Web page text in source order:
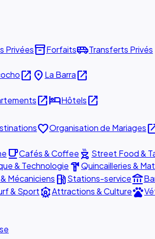
Privéesinventory_2Forfaitsairport_shuttleTransferts Privés
open_in_new place La Barraopen_in_new
open_in_newhotelHôtelsopen_in_new
favoriteOrganisation de Mariages
local_cafeCafés & Coffee outdoor_grill Street Food &
& Technologie hardwareQuincailleries &
Mécaniciens local_gas_stationStations-serviceaccount_balance
& SportattractionsAttractions & Culturepets